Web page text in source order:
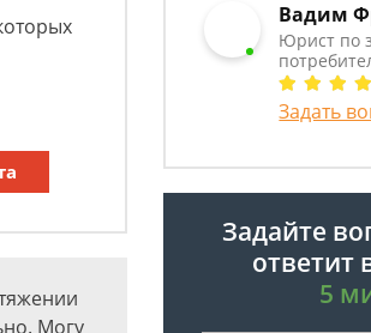
Могу
Вадим
Юрист по
Задать
Задайте
ответит
5